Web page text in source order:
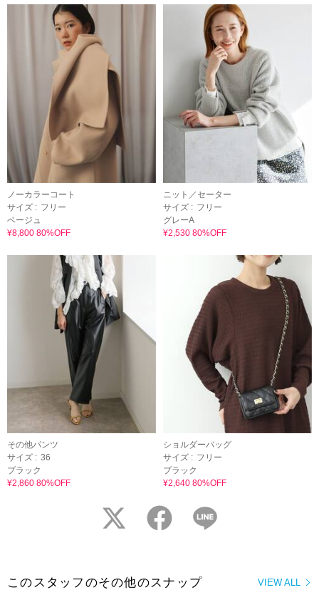
ノーカラーコート
サイズ : フリー
ベージュ
¥8,800 80%OFF
ニット／セーター
サイズ : フリー
グレーA
¥2,530 80%OFF
その他パンツ
サイズ : 36
ブラック
¥2,860 80%OFF
ショルダーバッグ
サイズ : フリー
ブラック
¥2,640 80%OFF
twitter facebook
VIEW ALL
このスタッフのその他のスナップ